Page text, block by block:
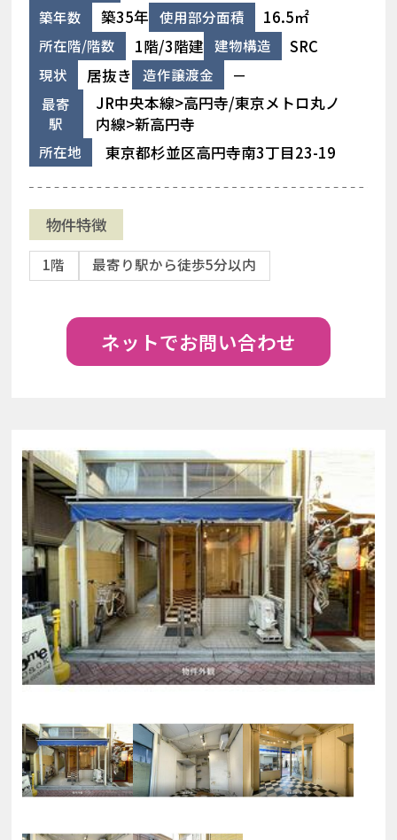
築年数 築35年 使用部分面積 16.5㎡
所在階/階数 1階/3階建 建物構造 SRC
現状 居抜き 造作譲渡金 －
最寄
駅
JR中央本線>高円寺/東京メトロ丸ノ
内線>新高円寺
所在地 東京都杉並区高円寺南3丁目23-19
物件特徴
1階 最寄り駅から徒歩5分以内
ネットでお問い合わせ